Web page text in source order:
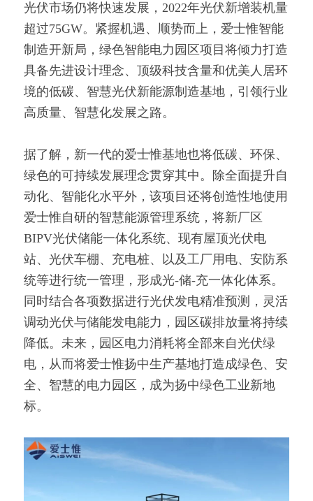
光伏市场仍将快速发展，2022年光伏新增装机量
超过75GW。紧握机遇、顺势而上，爱士惟智能
制造开新局，绿色智能电力园区项目将倾力打造
具备先进设计理念、顶级科技含量和优美人居环
境的低碳、智慧光伏新能源制造基地，引领行业
高质量、智慧化发展之路。
据了解，新一代的爱士惟基地也将低碳、环保、
绿色的可持续发展理念贯穿其中。除全面提升自
动化、智能化水平外，该项目还将创造性地使用
爱士惟自研的智慧能源管理系统，将新厂区
BIPV光伏储能一体化系统、现有屋顶光伏电
站、光伏车棚、充电桩、以及工厂用电、安防系
统等进行统一管理，形成光-储-充一体化体系。
同时结合各项数据进行光伏发电精准预测，灵活
调动光伏与储能发电能力，园区碳排放量将持续
降低。未来，园区电力消耗将全部来自光伏绿
电，从而将爱士惟扬中生产基地打造成绿色、安
全、智慧的电力园区，成为扬中绿色工业新地
标。